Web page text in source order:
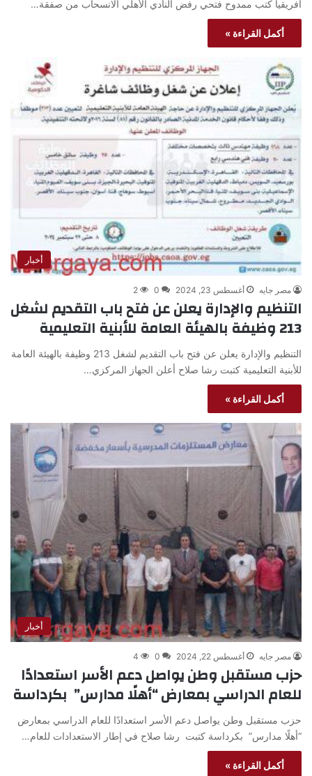
أفريقيا كتب ممدوح فتحي رفض النادي الأهلي الانسحاب من صفقة…
أكمل القراءة »
أخبار
مصر جايه أغسطس 23, 2024 0
2
التنظيم والإدارة يعلن عن فتح باب التقديم لشغل
213 وظيفة بالهيئة العامة للأبنية التعليمية
التنظيم والإدارة يعلن عن فتح باب التقديم لشغل 213 وظيفة بالهيئة العامة
للأبنية التعليمية كتبت رشا صلاح أعلن الجهاز المركزي…
أكمل القراءة »
أخبار
مصر جايه أغسطس 22, 2024 0
4
حزب مستقبل وطن يواصل دعم الأسر استعدادًا
للعام الدراسي بمعارض “أهلًا مدارس” بكرداسة
حزب مستقبل وطن يواصل دعم الأسر استعدادًا للعام الدراسي بمعارض
“أهلًا مدارس” بكرداسة كتبت رشا صلاح في إطار الاستعدادات للعام…
أكمل القراءة »